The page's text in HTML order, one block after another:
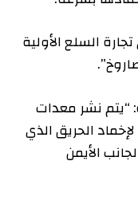
السلع الأولية
نشر معدات
الحريق الذي
الأيمن